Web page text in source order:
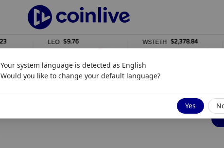
$9.76
0%
$2,378.84
0%
Your system language is detected as English
Would you like to change your default language?
Yes